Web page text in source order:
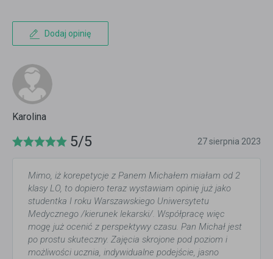
Dodaj opinię
Karolina
5/5 27 sierpnia 2023
Mimo, iż korepetycje z Panem Michałem miałam od 2
klasy LO, to dopiero teraz wystawiam opinię już jako
studentka I roku Warszawskiego Uniwersytetu
Medycznego /kierunek lekarski/. Współpracę więc
mogę już ocenić z perspektywy czasu. Pan Michał jest
po prostu skuteczny. Zajęcia skrojone pod poziom i
możliwości ucznia, indywidualne podejście, jasno